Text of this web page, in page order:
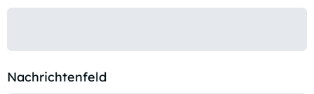
Nachrichtenfeld